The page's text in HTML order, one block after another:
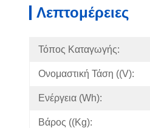
Λεπτομέρειες
Τόπος Καταγωγής:
Ονομαστική Τάση ((V):
Ενέργεια (Wh):
Βάρος ((kg):